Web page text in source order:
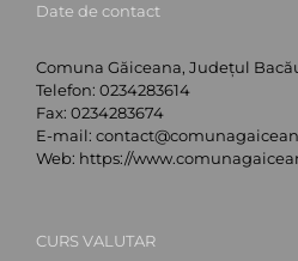
Date de contact
Comuna Găiceana, Județul
Telefon: 0234283614
Fax: 0234283674
E-mail:
Web: https://
CURS VALUTAR